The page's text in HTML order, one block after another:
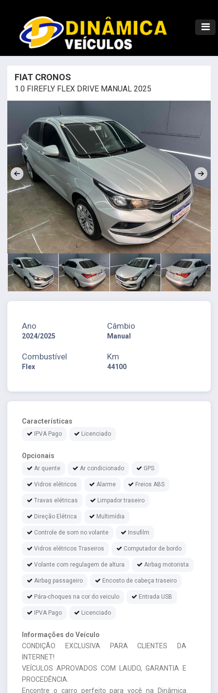
FIAT CRONOS
1.0 FIREFLY FLEX DRIVE MANUAL 2025
Ano
2024/2025
Câmbio
Manual
Combustível
Flex
Km
44100
Características
IPVA Pago Licenciado
Opcionais
Ar quente Ar condicionado GPS
Vidros elétricos Alarme Freios ABS
Travas elétricas Limpador traseiro
Direção Elétrica Multimídia
Controle de som no volante Insufilm
Vidros elétricos Traseiros Computador de bordo
Volante com regulagem de altura Airbag motorista
Airbag passageiro Encosto de cabeça traseiro
Pára-choques na cor do veiculo Entrada USB
IPVA Pago Licenciado
Informações do Veículo
CONDIÇÃO EXCLUSIVA PARA CLIENTES DA
INTERNET!
VEÍCULOS APROVADOS COM LAUDO, GARANTIA E
PROCEDÊNCIA.
Encontre o carro perfeito para você na Dinâmica